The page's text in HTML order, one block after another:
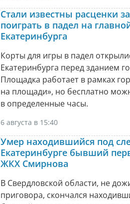
Стали известны расценки
поиграть в падел на
Екатеринбурга
Корты для игры в падел
Екатеринбурга перед зданием
Площадка работает в рамках
на площади», но бесплатно
в определенные часы.
6 августа в 15:40
Умер находившийся под
Екатеринбурге бывший
ЖКХ Смирнова
В Свердловской области, не
приговора, скончался